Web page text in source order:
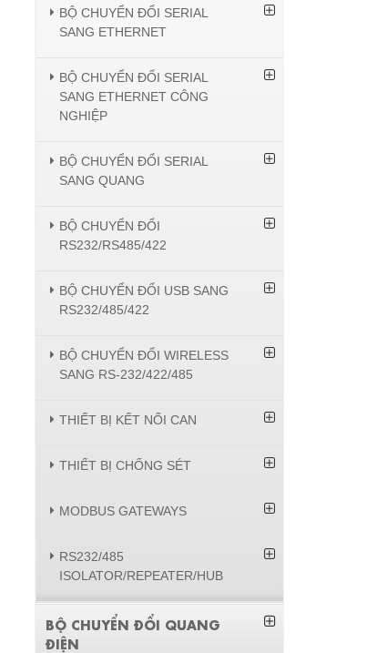
BỘ CHUYỂN ĐỔI SERIAL
SANG ETHERNET
BỘ CHUYỂN ĐỔI SERIAL
SANG ETHERNET CÔNG
NGHIỆP
BỘ CHUYỂN ĐỔI SERIAL
SANG QUANG
BỘ CHUYỂN ĐỔI
RS232/RS485/422
BỘ CHUYỂN ĐỔI USB SANG
RS232/485/422
BỘ CHUYỂN ĐỔI WIRELESS
SANG RS-232/422/485
THIẾT BỊ KẾT NỐI CAN
THIẾT BỊ CHỐNG SÉT
MODBUS GATEWAYS
RS232/485
ISOLATOR/REPEATER/HUB
BỘ CHUYỂN ĐỔI QUANG
ĐIỆN